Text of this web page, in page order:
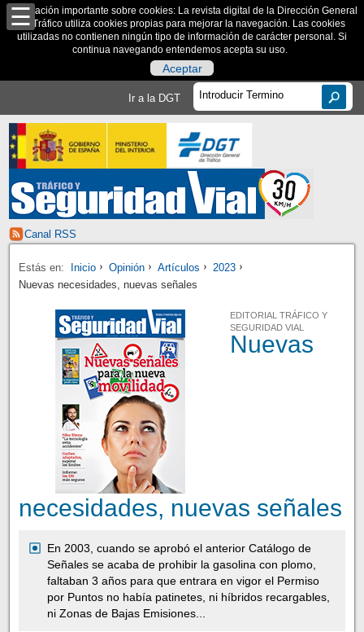
Información importante sobre cookies: La revista digital de la Dirección General
de Tráfico utiliza cookies propias para mejorar la navegación. Las cookies
utilizadas no contienen ningún tipo de información de carácter personal. Si
continua navegando entendemos acepta su uso.
Aceptar
Ir a la DGT
Canal RSS
Estás en: Inicio Opinión Artículos
2023
Nuevas necesidades, nuevas señales
EDITORIAL TRÁFICO Y
SEGURIDAD VIAL
Nuevas
necesidades, nuevas señales
En 2003, cuando se aprobó el anterior Catálogo de
Señales se acaba de prohibir la gasolina con plomo,
faltaban 3 años para que entrara en vigor el Permiso
por Puntos no había patinetes, ni híbridos recargables,
ni Zonas de Bajas Emisiones...